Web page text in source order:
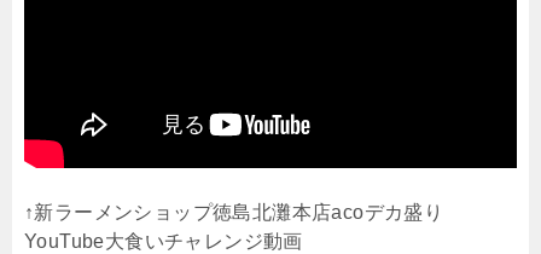
↑新ラーメンショップ徳島北灘本店acoデカ盛り
YouTube大食いチャレンジ動画